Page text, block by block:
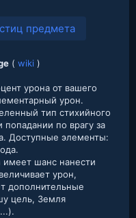
предмета
( wiki )
урона от вашего
урон.
тип стихийного
по врагу за
Доступные элементы:
шанс нанести
урон,
дополнительные
цель, Земля